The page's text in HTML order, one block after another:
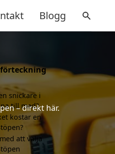
Blogg
– direkt här.
snickare i
till med?
kostar en
att välja